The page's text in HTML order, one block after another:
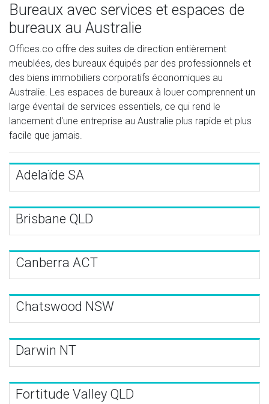
Bureaux avec services et espaces de
bureaux au Australie
Offices.co offre des suites de direction entièrement
meublées, des bureaux équipés par des professionnels et
des biens immobiliers corporatifs économiques au
Australie. Les espaces de bureaux à louer comprennent un
large éventail de services essentiels, ce qui rend le
lancement d'une entreprise au Australie plus rapide et plus
facile que jamais.
Adelaïde SA
Brisbane QLD
Canberra ACT
Chatswood NSW
Darwin NT
Fortitude Valley QLD